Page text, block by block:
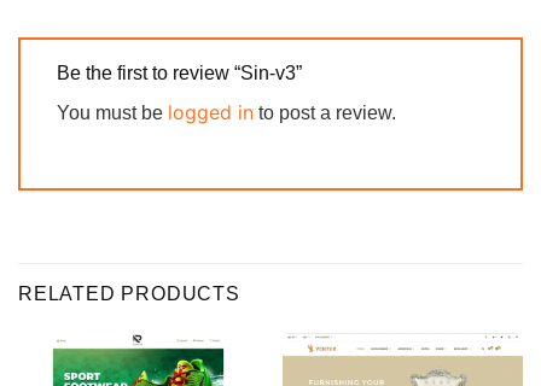
Be the first to review “Sin-v3”
You must be logged in to post a review.
RELATED PRODUCTS